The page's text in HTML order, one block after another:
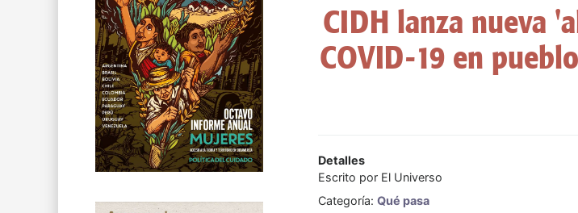
CIDH lanza nueva
COVID-19 en
Detalles
Escrito por El Universo
Categoría: Qué pasa